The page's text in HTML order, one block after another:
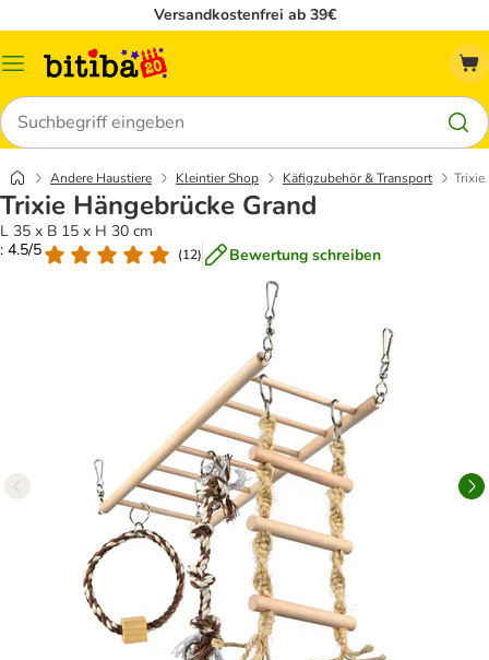
Versandkostenfrei ab 39€
Menü
Suchen
Andere Haustiere Kleintier Shop Käfigzubehör & Transport Trixie
Trixie Hängebrücke Grand
L 35 x B 15 x H 30 cm
: 4.5/5
(12) Bewertung schreiben